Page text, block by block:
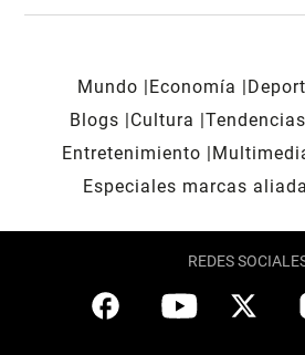
Mundo Economía
Blogs
Cultura Tendencias
Entretenimiento
Especiales marcas
REDES